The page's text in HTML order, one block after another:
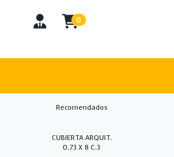
0
Recomendados
CUBIERTA ARQUIT.
0.73 X 8 C.3